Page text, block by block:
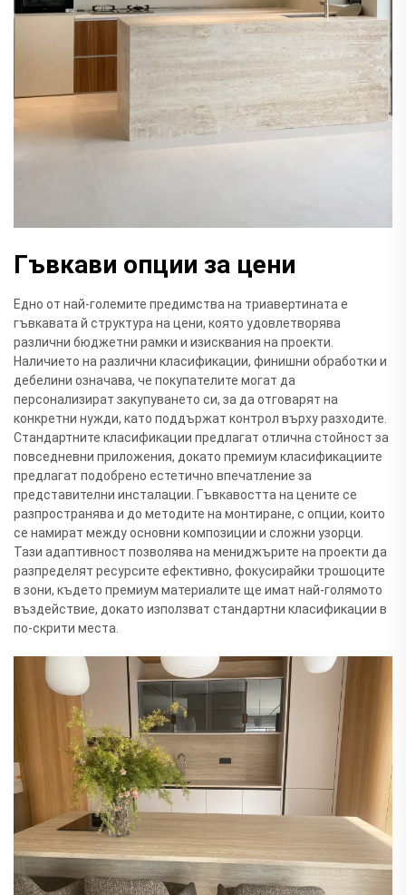
Гъвкави опции за цени
Едно от най-големите предимства на триавертината е
гъвкавата й структура на цени, която удовлетворява
различни бюджетни рамки и изисквания на проекти.
Наличието на различни класификации, финишни обработки и
дебелини означава, че покупателите могат да
персонализират закупуването си, за да отговарят на
конкретни нужди, като поддържат контрол върху разходите.
Стандартните класификации предлагат отлична стойност за
повседневни приложения, докато премиум класификациите
предлагат подобрено естетично впечатление за
представителни инсталации. Гъвкавостта на цените се
разпространява и до методите на монтиране, с опции, които
се намират между основни композиции и сложни узорци.
Тази адаптивност позволява на мениджърите на проекти да
разпределят ресурсите ефективно, фокусирайки трошоците
в зони, където премиум материалите ще имат най-голямото
въздействие, докато използват стандартни класификации в
по-скрити места.